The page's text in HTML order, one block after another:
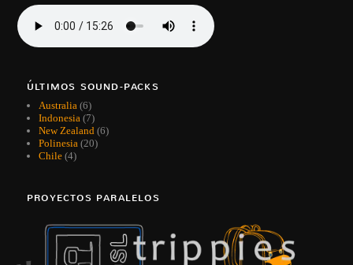
ÚLTIMOS SOUND-PACKS
Australia (6)
Indonesia (7)
New Zealand (6)
Polinesia (20)
Chile (4)
PROYECTOS PARALELOS